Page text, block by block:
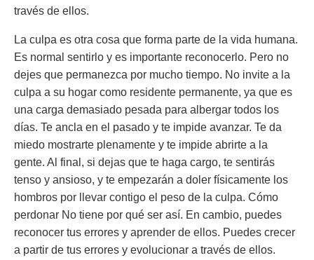
través de ellos.
La culpa es otra cosa que forma parte de la vida humana.
Es normal sentirlo y es importante reconocerlo. Pero no
dejes que permanezca por mucho tiempo. No invite a la
culpa a su hogar como residente permanente, ya que es
una carga demasiado pesada para albergar todos los
días. Te ancla en el pasado y te impide avanzar. Te da
miedo mostrarte plenamente y te impide abrirte a la
gente. Al final, si dejas que te haga cargo, te sentirás
tenso y ansioso, y te empezarán a doler físicamente los
hombros por llevar contigo el peso de la culpa. Cómo
perdonar No tiene por qué ser así. En cambio, puedes
reconocer tus errores y aprender de ellos. Puedes crecer
a partir de tus errores y evolucionar a través de ellos.